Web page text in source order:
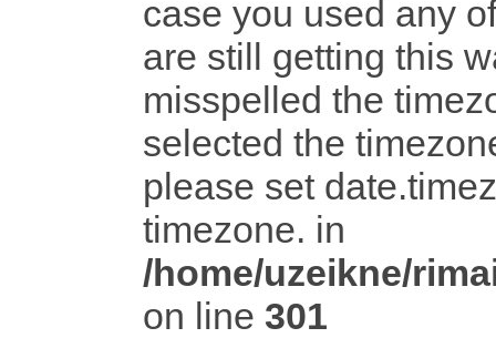
case you used any
are still getting this
misspelled the
selected the
please set
timezone. in
/home/uzeikne/
on line 301